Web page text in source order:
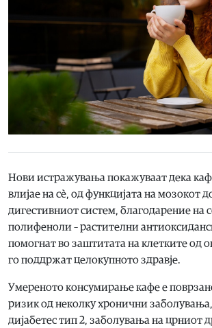
Нови истражувања покажуваат дека
влијае на сè, од функцијата на мозокот
дигестивниот систем, благодарение на
полифеноли – растителни
помогнат во заштитата на клетките од
го поддржат целокупното здравје.
Умереното консумирање кафе е
ризик од неколку хронични заболувања,
дијабетес тип 2, заболувања на црниот